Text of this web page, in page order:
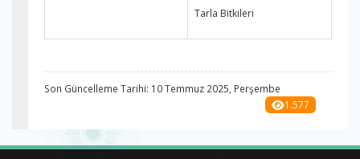
Tarla Bitkileri
Son Güncelleme Tarihi: 10 Temmuz 2025, Perşembe
1.577